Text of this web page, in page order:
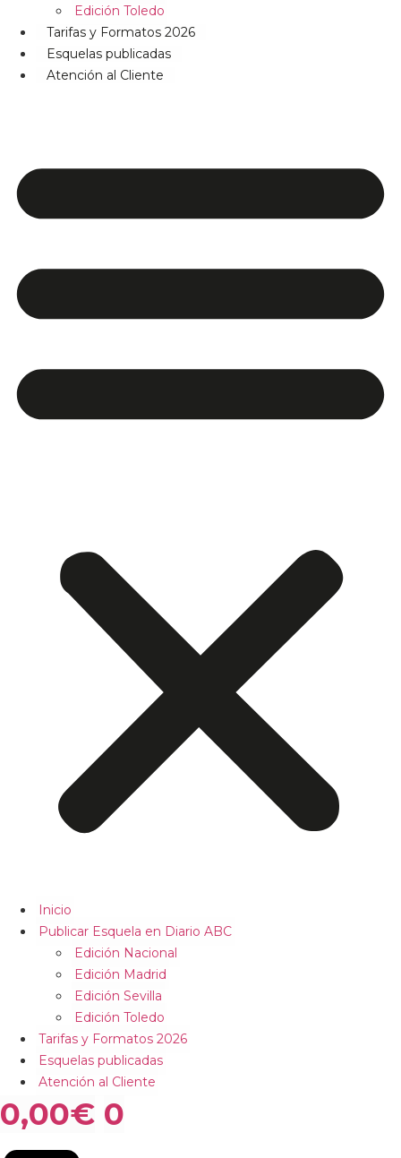
Edición Toledo
Tarifas y Formatos 2026
Esquelas publicadas
Atención al Cliente
Inicio
Publicar Esquela en Diario ABC
Edición Nacional
Edición Madrid
Edición Sevilla
Edición Toledo
Tarifas y Formatos 2026
Esquelas publicadas
Atención al Cliente
0,00€ 0